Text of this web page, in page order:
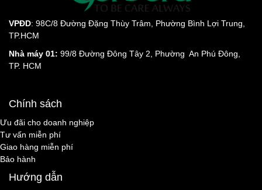
VPĐD: 98C/8 Đường Đặng Thùy Trâm, Phường Bình Lợi Trung,
TP.HCM
Nhà máy 01: 99/8 Đường Đông Tây 2, Phường An Phú Đông,
TP. HCM
Chính sách
Ưu đãi cho doanh nghiệp
Tư vấn miễn phí
Giao hàng miễn phí
Bảo hành
Hướng dẫn